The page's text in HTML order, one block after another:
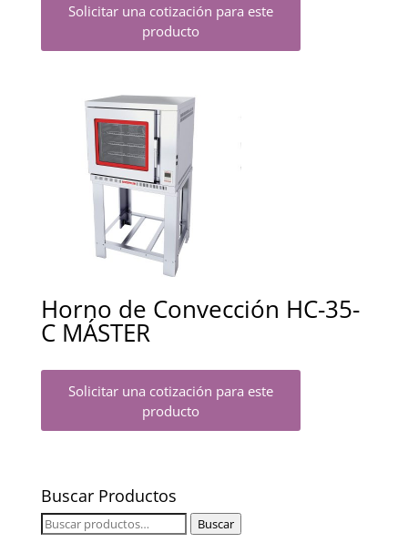
Solicitar una cotización para este
producto
Horno de Convección HC-35-
C MÁSTER
Solicitar una cotización para este
producto
Buscar Productos
Buscar
Buscar